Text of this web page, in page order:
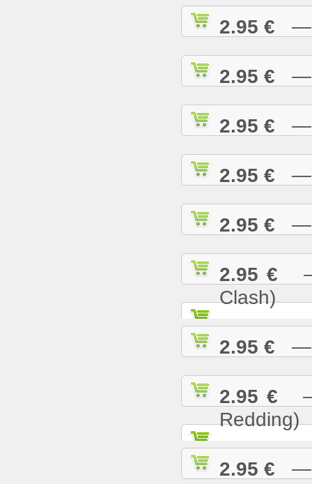
2.95 € —
2.95 € —
2.95 € —
2.95 € —
2.95 € —
2.95 € —
Clash)
2.95 € —
2.95 € —
Redding)
2.95 € —